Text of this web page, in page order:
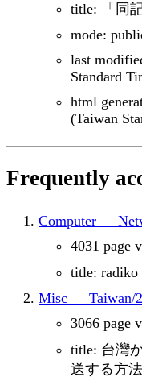
title: 「同
mode:
last
Standard
html
(Taiwan
Frequently
4031 page
title:
Misc___Taiwan/
3066 page
title: 台灣
送する方法